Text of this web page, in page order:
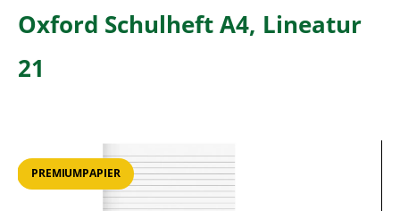
Oxford Schulheft A4, Lineatur
21
PREMIUMPAPIER